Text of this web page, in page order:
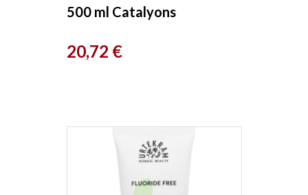
500 ml Catalyons
Prix
20,72 €